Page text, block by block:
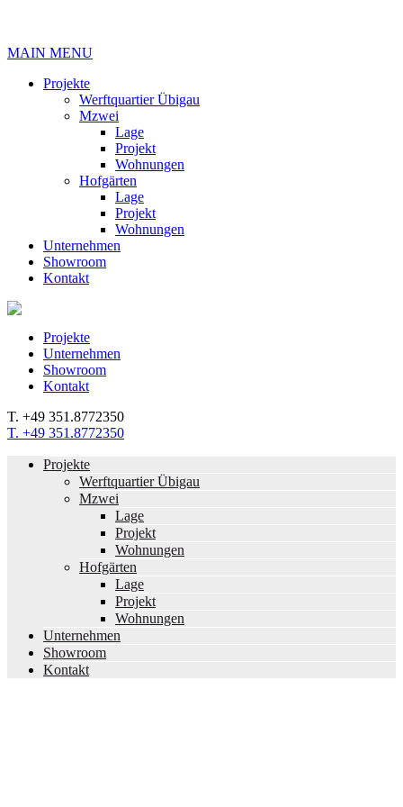
MAIN MENU
Projekte
Werftquartier Übigau
Mzwei
Lage
Projekt
Wohnungen
Hofgärten
Lage
Projekt
Wohnungen
Unternehmen
Showroom
Kontakt
Projekte
Unternehmen
Showroom
Kontakt
T. +49 351.8772350
T. +49 351.8772350
Projekte
Werftquartier Übigau
Mzwei
Lage
Projekt
Wohnungen
Hofgärten
Lage
Projekt
Wohnungen
Unternehmen
Showroom
Kontakt